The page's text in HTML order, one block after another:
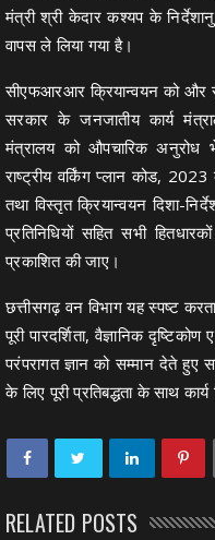
मंत्री श्री केदार कश्यप के
वापस ले लिया गया है।
सीएफआरआर क्रियान्वयन को और
सरकार के जनजातीय कार्य
मंत्रालय को औपचारिक
राष्ट्रीय वर्किंग प्लान कोड,
तथा विस्तृत क्रियान्वयन दिशा-
प्रतिनिधियों सहित सभी
प्रकाशित की जाए।
छत्तीसगढ़ वन विभाग यह स्पष्ट
पूरी पारदर्शिता, वैज्ञानिक
परंपरागत ज्ञान को सम्मान देते
के लिए पूरी प्रतिबद्धता के साथ कार्य
RELATED POSTS